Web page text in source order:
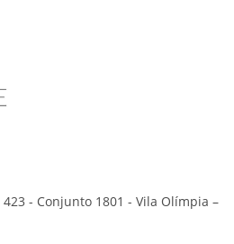
423 - Conjunto 1801 - Vila Olímpia –